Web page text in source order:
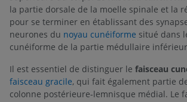
la partie dorsale de la moelle spinale et la
pour se terminer en établissant des
neurones du noyau cunéiforme situé dans
cunéiforme de la partie médullaire
Il est essentiel de distinguer le faisceau
faisceau gracile, qui fait également partie
colonne postérieure-lemnisque médial. Le